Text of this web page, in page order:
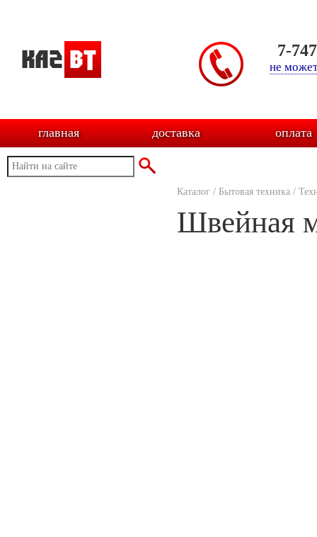
7-
не
главная доставка оплата
Каталог / Бытовая техника /
Швейная